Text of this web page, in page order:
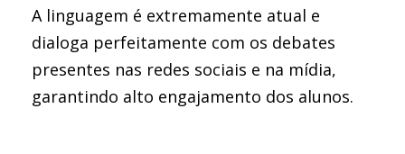
A linguagem é extremamente atual e
dialoga perfeitamente com os debates
presentes nas redes sociais e na mídia,
garantindo alto engajamento dos alunos.